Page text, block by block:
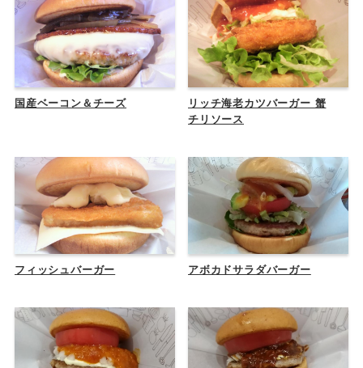
国産ベーコン＆チーズ
リッチ海老カツバーガー 蟹
チリソース
フィッシュバーガー アボカドサラダバーガー